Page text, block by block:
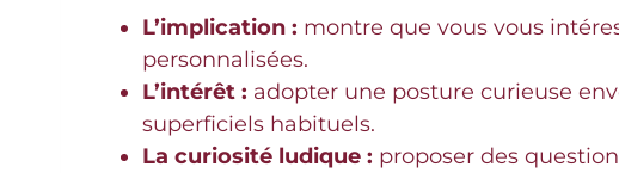
L’implication : montre que vous vous
personnalisées.
L’intérêt : adopter une posture curieuse
superficiels habituels.
La curiosité ludique : proposer des